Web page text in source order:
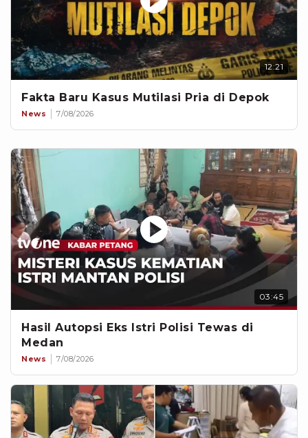
12:21
Fakta Baru Kasus Mutilasi Pria di Depok
News 7/08/2026
03:45
Hasil Autopsi Eks Istri Polisi Tewas di
Medan
News 7/08/2026